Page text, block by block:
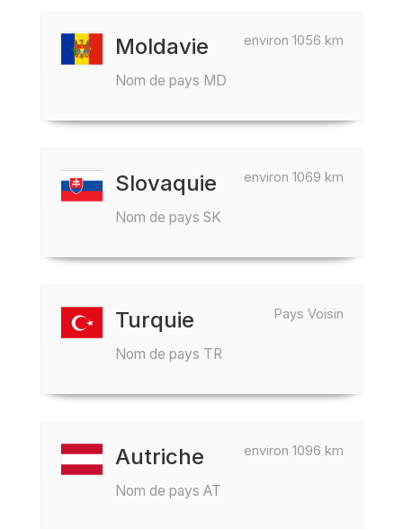
environ 1056 km
Moldavie
Nom de pays MD
environ 1069 km
Slovaquie
Nom de pays SK
Pays Voisin
Turquie
Nom de pays TR
environ 1096 km
Autriche
Nom de pays AT